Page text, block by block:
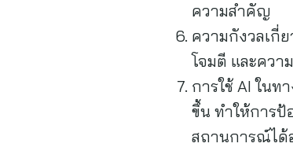
ความสำคัญ
ความกังวลเกี่
โจมตี และควา
การใช้ AI ในท
ขึ้น ทำให้การ
สถานการณ์ได้